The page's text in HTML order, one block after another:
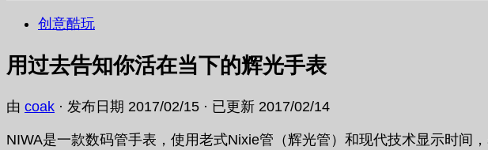
创意酷玩
用过去告知你活在当下的辉光手表
由 coak · 发布日期 2017/02/15 · 已更新 2017/02/14
NIWA是一款数码管手表，使用老式Nixie管（辉光管）和现代技术显示时间